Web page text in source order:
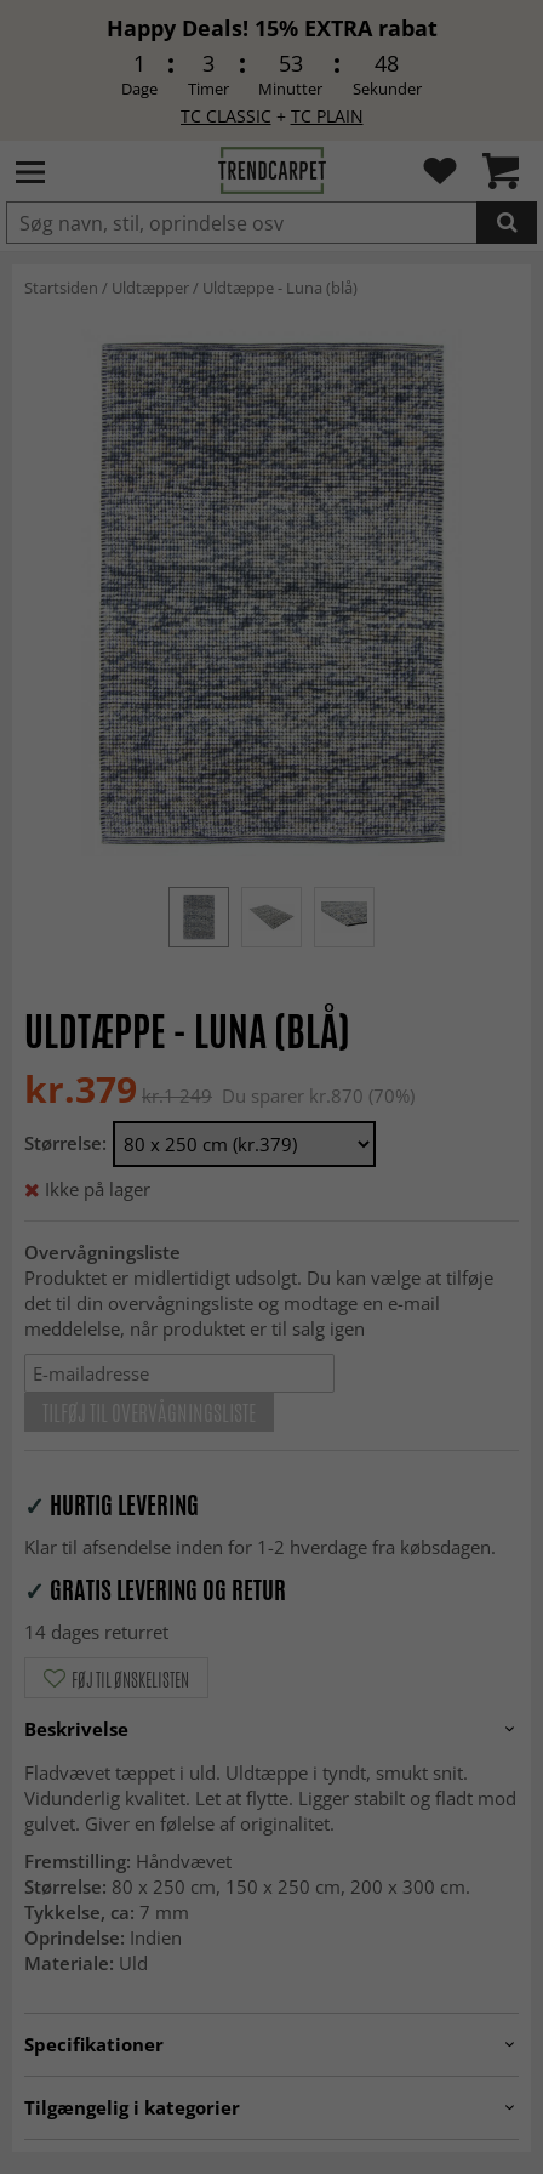
Happy Deals! 15% EXTRA rabat
1
Dage
3
Timer
53
Minutter
48
Sekunder
TC CLASSIC + TC PLAIN
LAGT I INDKØBSKURVEN.
Startsiden / Uldtæpper/ Uldtæppe - Luna (blå)
ULDTÆPPE - LUNA (BLÅ)
kr.379 kr.1 249 Du sparer kr.870 (70%)
Størrelse:
Ikke på lager
Overvågningsliste
Produktet er midlertidigt udsolgt. Du kan vælge at tilføje
det til din overvågningsliste og modtage en e-mail
meddelelse, når produktet er til salg igen
✓ HURTIG LEVERING
Klar til afsendelse inden for 1-2 hverdage fra købsdagen.
✓ GRATIS LEVERING OG RETUR
14 dages returret
FØJ TIL ØNSKELISTEN
Beskrivelse
Fladvævet tæppet i uld. Uldtæppe i tyndt, smukt snit.
Vidunderlig kvalitet. Let at flytte. Ligger stabilt og fladt mod
gulvet. Giver en følelse af originalitet.
Fremstilling: Håndvævet
Størrelse: 80 x 250 cm, 150 x 250 cm, 200 x 300 cm.
Tykkelse, ca: 7 mm
Oprindelse: Indien
Materiale: Uld
Specifikationer
Tilgængelig i kategorier